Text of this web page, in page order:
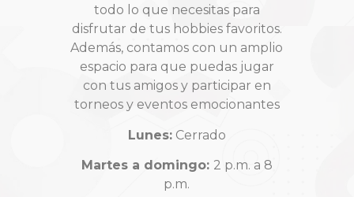
todo lo que necesitas para
disfrutar de tus hobbies favoritos.
Además, contamos con un amplio
espacio para que puedas jugar
con tus amigos y participar en
torneos y eventos emocionantes
Lunes:Cerrado
Martes a domingo: 2 p.m. a 8
p.m.